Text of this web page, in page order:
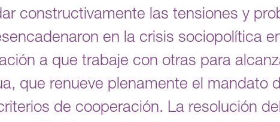
constructivamente las tensiones y
en la crisis sociopolítica
a que trabaje con otras para
que renueve plenamente el mandato
de cooperación. La resolución